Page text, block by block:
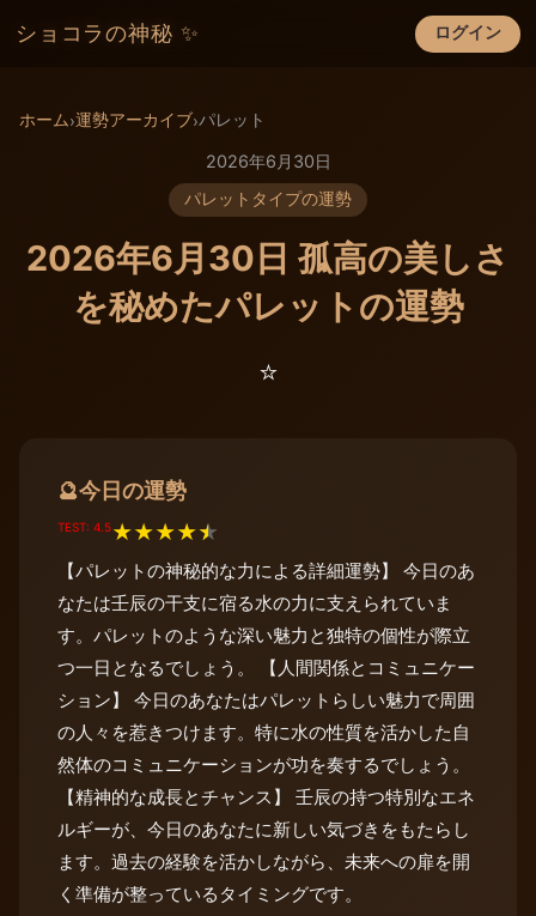
ショコラの神秘 ✨ ログイン
×
ホーム›運勢アーカイブ›パレット
2026年6月30日
パレットタイプの運勢
2026年6月30日 孤高の美しさ
を秘めたパレットの運勢
⭐️
🔮今日の運勢
TEST: 4.5★★★★★
【パレットの神秘的な力による詳細運勢】 今日のあ
なたは壬辰の干支に宿る水の力に支えられていま
す。パレットのような深い魅力と独特の個性が際立
つ一日となるでしょう。 【人間関係とコミュニケー
ション】 今日のあなたはパレットらしい魅力で周囲
の人々を惹きつけます。特に水の性質を活かした自
然体のコミュニケーションが功を奏するでしょう。
【精神的な成長とチャンス】 壬辰の持つ特別なエネ
ルギーが、今日のあなたに新しい気づきをもたらし
ます。過去の経験を活かしながら、未来への扉を開
く準備が整っているタイミングです。